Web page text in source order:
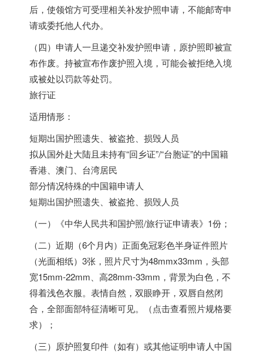
后，使领馆方可受理相关补发护照申请，不能邮寄申
请或委托他人代办。
（四）申请人一旦递交补发护照申请，原护照即被宣
布作废。持被宣布作废护照入境，可能会被拒绝入境
或被处以罚款等处罚。
旅行证
适用情形：
短期出国护照遗失、被盗抢、损毁人员
拟从国外赴大陆且未持有“回乡证”/“台胞证”的中国籍
香港、澳门、台湾居民
部分情况特殊的中国籍申请人
短期出国护照遗失、被盗抢、损毁人员
（一）《中华人民共和国护照/旅行证申请表》1份；
（二）近期（6个月内）正面免冠彩色半身证件照片
（光面相纸）3张，照片尺寸为48mmx33mm，头部
宽15mm-22mm、高28mm-33mm，背景为白色，不
得着浅色衣服。表情自然，双眼睁开，双唇自然闭
合，全部面部特征清晰可见。（点击查看照片规格要
求）；
（三）原护照复印件（如有）或其他证明申请人中国